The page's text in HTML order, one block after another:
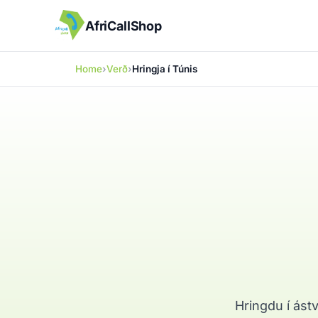
AfriCallShop
Home Verð Hringja í Túnis
Hringdu í